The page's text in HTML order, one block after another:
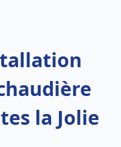
la Jolie